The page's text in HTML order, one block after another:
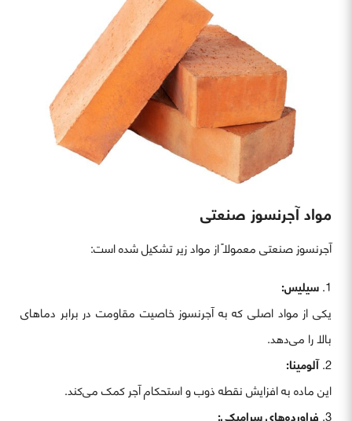
مواد آجرنسوز صنعتی
آجرنسوز صنعتی معمولاً از مواد زیر تشکیل شده است:
سیلیس:
یکی از مواد اصلی که به آجرنسوز خاصیت مقاومت در برابر دماهای
بالا را می‌دهد.
آلومینا:
این ماده به افزایش نقطه ذوب و استحکام آجر کمک می‌کند.